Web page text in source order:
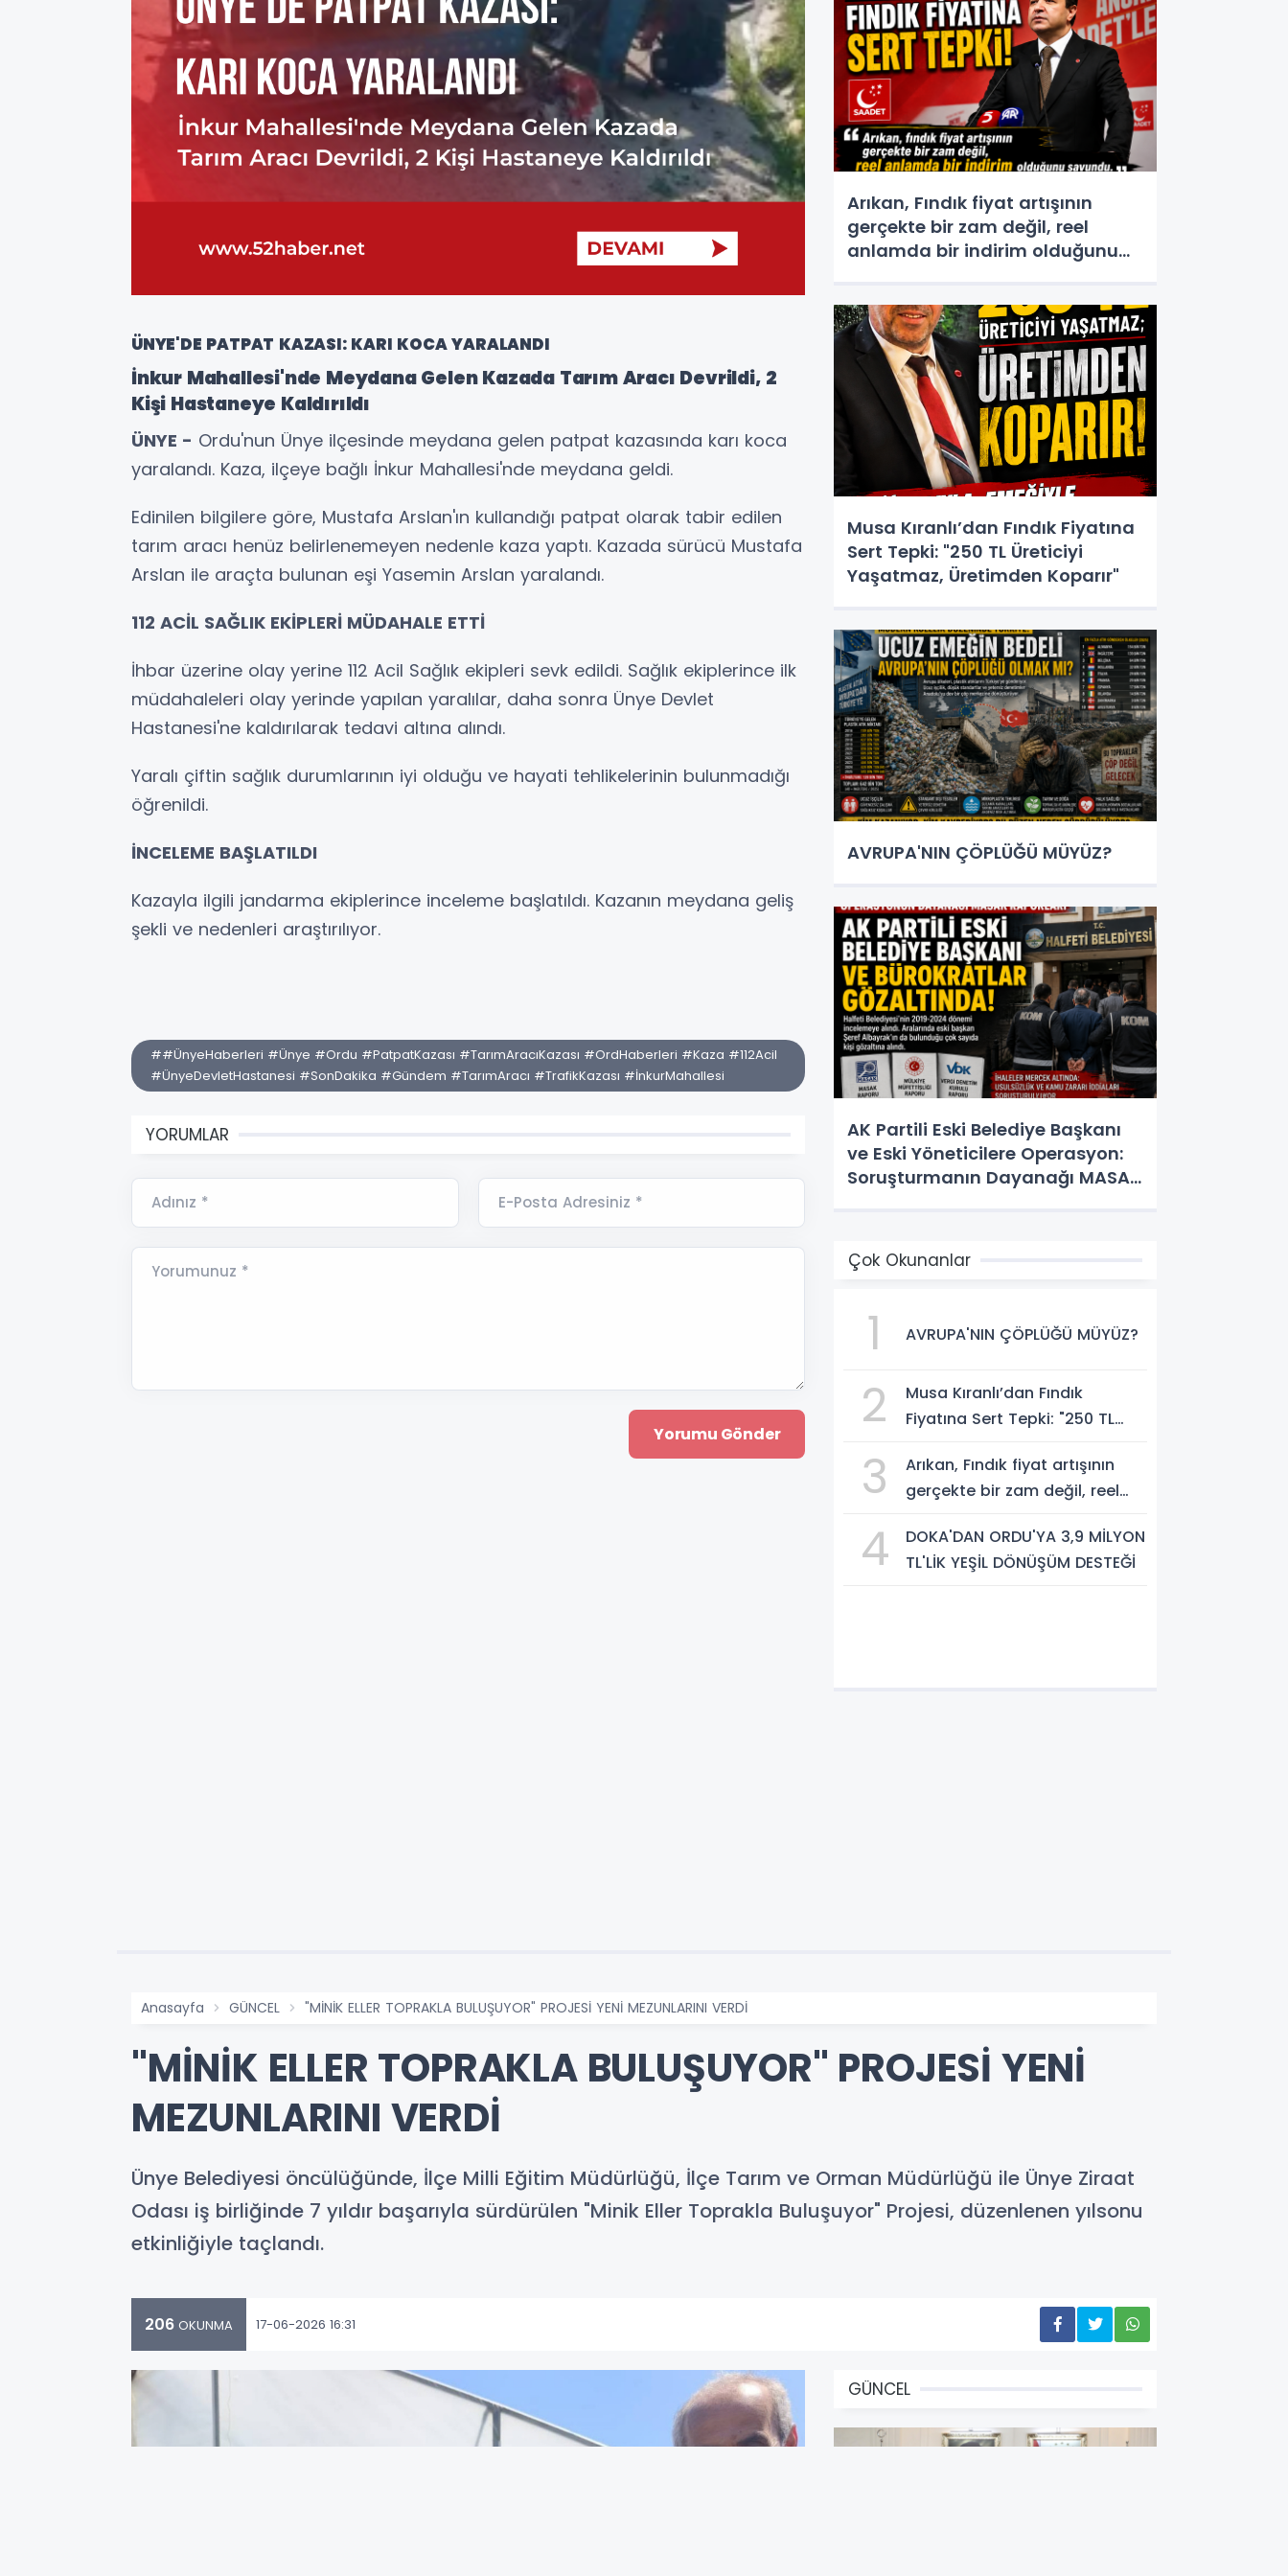
ÜNYE'DE PATPAT KAZASI: KARI KOCA YARALANDI
İnkur Mahallesi'nde Meydana Gelen Kazada Tarım Aracı Devrildi, 2
Kişi Hastaneye Kaldırıldı
ÜNYE - Ordu'nun Ünye ilçesinde meydana gelen patpat kazasında karı koca
yaralandı. Kaza, ilçeye bağlı İnkur Mahallesi'nde meydana geldi.
Edinilen bilgilere göre, Mustafa Arslan'ın kullandığı patpat olarak tabir edilen
tarım aracı henüz belirlenemeyen nedenle kaza yaptı. Kazada sürücü Mustafa
Arslan ile araçta bulunan eşi Yasemin Arslan yaralandı.
112 ACİL SAĞLIK EKİPLERİ MÜDAHALE ETTİ
İhbar üzerine olay yerine 112 Acil Sağlık ekipleri sevk edildi. Sağlık ekiplerince ilk
müdahaleleri olay yerinde yapılan yaralılar, daha sonra Ünye Devlet
Hastanesi'ne kaldırılarak tedavi altına alındı.
Yaralı çiftin sağlık durumlarının iyi olduğu ve hayati tehlikelerinin bulunmadığı
öğrenildi.
İNCELEME BAŞLATILDI
Kazayla ilgili jandarma ekiplerince inceleme başlatıldı. Kazanın meydana geliş
şekli ve nedenleri araştırılıyor.
##ÜnyeHaberleri #Ünye #Ordu #PatpatKazası #TarımAracıKazası #OrdHaberleri #Kaza #112Acil
#ÜnyeDevletHastanesi #SonDakika #Gündem #TarımAracı #TrafikKazası #İnkurMahallesi
YORUMLAR
Adınız * E-Posta Adresiniz *
Yorumunuz *
Arıkan, Fındık fiyat artışının
gerçekte bir zam değil, reel
anlamda bir indirim olduğunu
Musa Kıranlı’dan Fındık Fiyatına
Sert Tepki: "250 TL Üreticiyi
Yaşatmaz, Üretimden Koparır"
AVRUPA'NIN ÇÖPLÜĞÜ MÜYÜZ?
AK Partili Eski Belediye Başkanı
ve Eski Yöneticilere Operasyon:
Soruşturmanın Dayanağı MASAK
Çok Okunanlar
1 AVRUPA'NIN ÇÖPLÜĞÜ MÜYÜZ?
2
Musa Kıranlı’dan Fındık
Fiyatına Sert Tepki: "250 TL
Koparır"
3
Arıkan, Fındık fiyat artışının
gerçekte bir zam değil, reel
savundu.
4
DOKA'DAN ORDU'YA 3,9 MİLYON
TL'LİK YEŞİL DÖNÜŞÜM DESTEĞİ
Anasayfa GÜNCEL "MİNİK ELLER TOPRAKLA BULUŞUYOR" PROJESİ YENİ MEZUNLARINI VERDİ
"MİNİK ELLER TOPRAKLA BULUŞUYOR" PROJESİ YENİ
MEZUNLARINI VERDİ
Ünye Belediyesi öncülüğünde, İlçe Milli Eğitim Müdürlüğü, İlçe Tarım ve Orman Müdürlüğü ile Ünye Ziraat
Odası iş birliğinde 7 yıldır başarıyla sürdürülen "Minik Eller Toprakla Buluşuyor" Projesi, düzenlenen yılsonu
etkinliğiyle taçlandı.
206 OKUNMA 17-06-2026 16:31
GÜNCEL